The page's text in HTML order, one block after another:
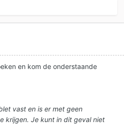
en kom de onderstaande
vast en is er met geen
krijgen. Je kunt in dit geval niet